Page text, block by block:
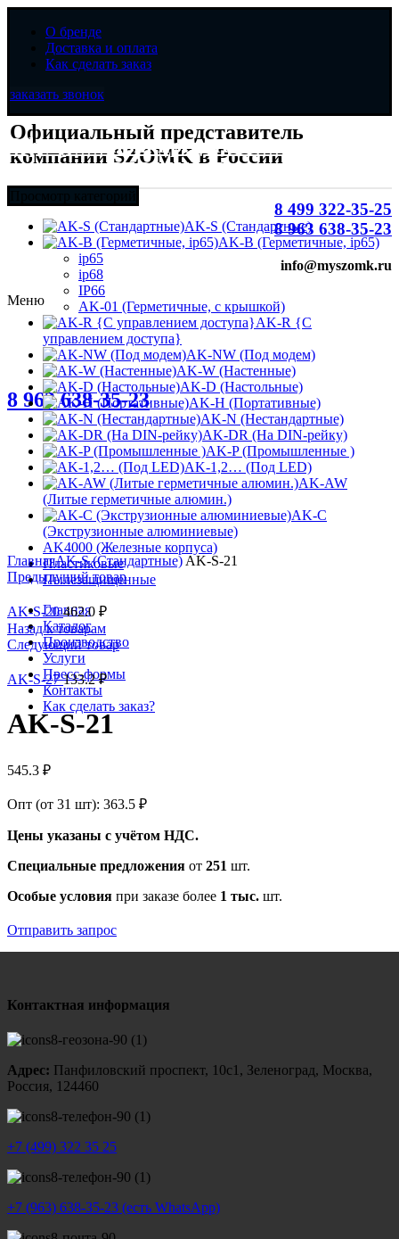
О бренде
Доставка и оплата
Как сделать заказ
заказать звонок
Официальный представитель
компании SZOMK в России
Официальный представитель
компании SZOMK в России
8 499 322-35-25
8 963 638-35-23
info@myszomk.ru
Меню
8 (499) 322-35-25
8 963 638-35-23
AK-S (Стандартные)
AK-B (Герметичные, ip65)
ip65
ip68
IP66
AK-01 (Герметичные, с крышкой)
AK-R {С
управлением доступа}
AK-NW (Под модем)
AK-W (Настенные)
AK-D (Настольные)
AK-H (Портативные)
AK-N (Нестандартные)
AK-DR (На DIN-рейку)
AK-P (Промышленные )
AK-1,2… (Под LED)
AK-AW
(Литые герметичные алюмин.)
AK-C
(Экструзионные алюминиевые)
AK4000 (Железные корпуса)
Пластиковые
Пылезащищенные
Главная
Каталог
Производство
Услуги
Пресс-формы
Контакты
Как сделать заказ?
Увеличить
ГлавнаяAK-S (Стандартные) AK-S-21
Предыдущий товар
AK-S-20462.0 ₽
Назад к товарам
Следующий товар
AK-S-27133.2₽
AK-S-21
545.3 ₽
Опт (от 31 шт): 363.5 ₽
Цены указаны с учётом НДС.
Специальные предложения от 251 шт.
Особые условия при заказе более 1 тыс. шт.
Отправить запрос
Контактная информация
Адрес: Панфиловский проспект, 10с1, Зеленоград, Москва,
Россия, 124460
+7 (499) 322 35 25
+7 (963) 638-35-23 (есть WhatsApp)